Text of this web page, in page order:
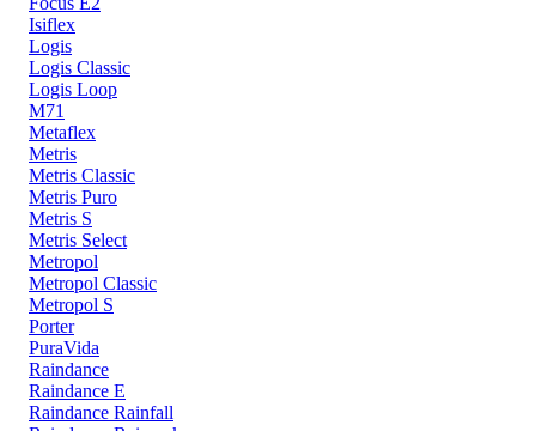
Isiflex
Logis
Logis Classic
Logis Loop
M71
Metaflex
Metris
Metris Classic
Metris Puro
Metris S
Metris Select
Metropol
Metropol Classic
Metropol S
Porter
PuraVida
Raindance
Raindance E
Raindance Rainfall